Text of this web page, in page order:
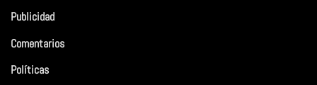
Publicidad
Comentarios
Políticas